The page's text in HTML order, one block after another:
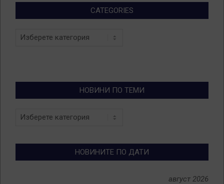
CATEGORIES
Categories
НОВИНИ ПО ТЕМИ
Новини
НОВИНИТЕ ПО ДАТИ
август 2026